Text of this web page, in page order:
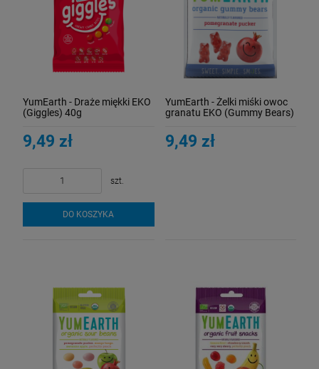
YumEarth - Draże miękki EKO
(Giggles) 40g
9,49 zł
szt.
DO KOSZYKA
YumEarth - Żelki miśki owoc
granatu EKO (Gummy Bears)
9,49 zł